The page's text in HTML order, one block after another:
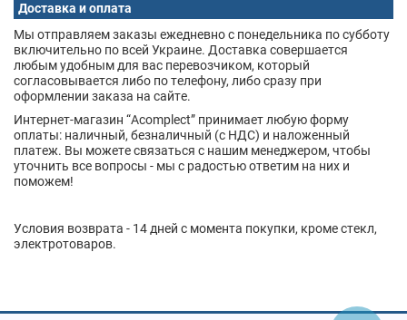
Доставка и оплата
Мы отправляем заказы ежедневно с понедельника по субботу
включительно по всей Украине. Доставка совершается
любым удобным для вас перевозчиком, который
согласовывается либо по телефону, либо сразу при
оформлении заказа на сайте.
Интернет-магазин “Acomplect” принимает любую форму
оплаты: наличный, безналичный (с НДС) и наложенный
платеж. Вы можете связаться с нашим менеджером, чтобы
уточнить все вопросы - мы с радостью ответим на них и
поможем!
Условия возврата - 14 дней с момента покупки, кроме стекл,
электротоваров.